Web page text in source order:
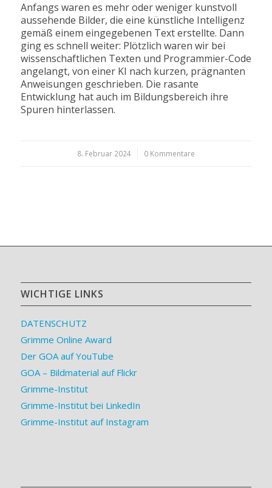
Anfangs waren es mehr oder weniger kunstvoll
aussehende Bilder, die eine künstliche Intelligenz
gemäß einem eingegebenen Text erstellte. Dann
ging es schnell weiter: Plötzlich waren wir bei
wissenschaftlichen Texten und Programmier-Code
angelangt, von einer KI nach kurzen, prägnanten
Anweisungen geschrieben. Die rasante
Entwicklung hat auch im Bildungsbereich ihre
Spuren hinterlassen.
8. Februar 2024
/ 0 Kommentare
WICHTIGE LINKS
DATENSCHUTZ
Grimme Online Award
Der GOA auf YouTube
GOA – Bildmaterial auf Flickr
Grimme-Institut
Grimme-Institut bei LinkedIn
Grimme-Institut auf Instagram